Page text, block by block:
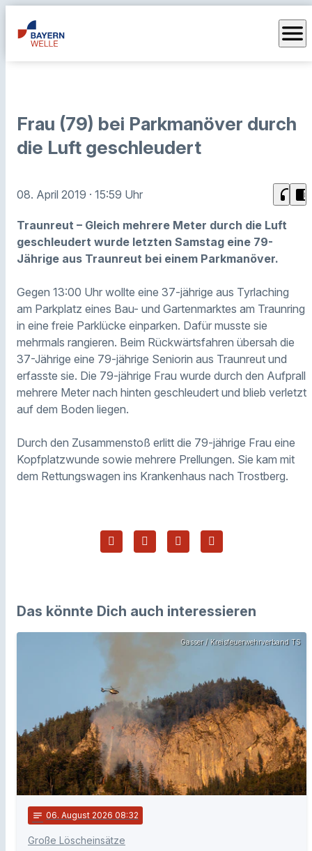
menu
Frau (79) bei Parkmanöver durch
die Luft geschleudert
08. April 2019 · 15:59 Uhr headphones chrome_reader_mode
Traunreut – Gleich mehrere Meter durch die Luft
geschleudert wurde letzten Samstag eine 79-
Jährige aus Traunreut bei einem Parkmanöver.
Gegen 13:00 Uhr wollte eine 37-jährige aus Tyrlaching
am Parkplatz eines Bau- und Gartenmarktes am Traunring
in eine freie Parklücke einparken. Dafür musste sie
mehrmals rangieren. Beim Rückwärtsfahren übersah die
37-Jährige eine 79-jährige Seniorin aus Traunreut und
erfasste sie. Die 79-jährige Frau wurde durch den Aufprall
mehrere Meter nach hinten geschleudert und blieb verletzt
auf dem Boden liegen.
Durch den Zusammenstoß erlitt die 79-jährige Frau eine
Kopfplatzwunde sowie mehrere Prellungen. Sie kam mit
dem Rettungswagen ins Krankenhaus nach Trostberg.
Das könnte Dich auch interessieren
Gasser / Kreisfeuerwehrverband TS
notes 06. August 2026 08:32
Große Löscheinsätze